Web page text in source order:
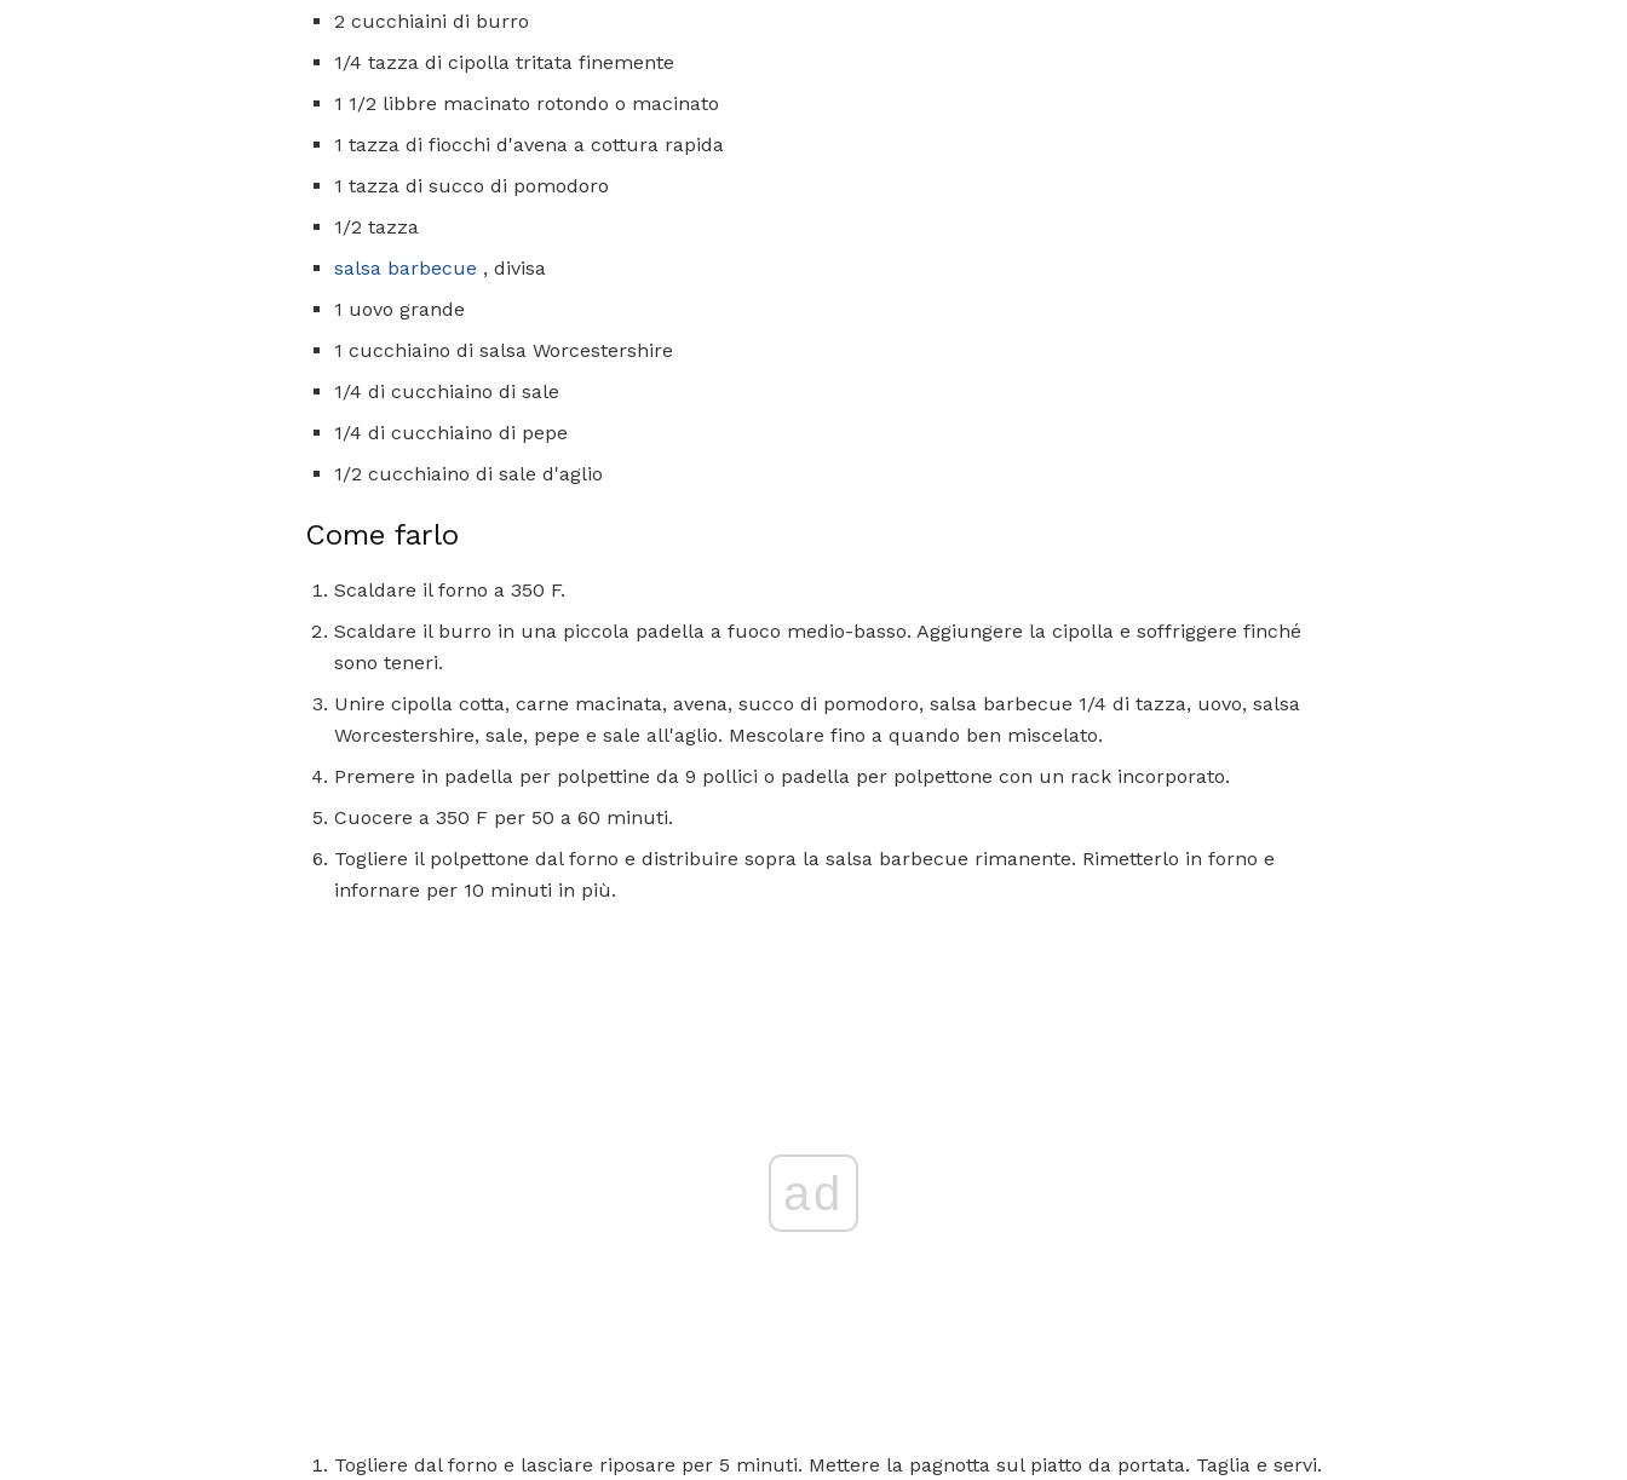
2 cucchiaini di burro
1/4 tazza di cipolla tritata finemente
1 1/2 libbre macinato rotondo o macinato
1 tazza di fiocchi d'avena a cottura rapida
1 tazza di succo di pomodoro
1/2 tazza
salsa barbecue , divisa
1 uovo grande
1 cucchiaino di salsa Worcestershire
1/4 di cucchiaino di sale
1/4 di cucchiaino di pepe
1/2 cucchiaino di sale d'aglio
Come farlo
Scaldare il forno a 350 F.
Scaldare il burro in una piccola padella a fuoco medio-basso. Aggiungere la cipolla e soffriggere finché
sono teneri.
Unire cipolla cotta, carne macinata, avena, succo di pomodoro, salsa barbecue 1/4 di tazza, uovo, salsa
Worcestershire, sale, pepe e sale all'aglio. Mescolare fino a quando ben miscelato.
Premere in padella per polpettine da 9 pollici o padella per polpettone con un rack incorporato.
Cuocere a 350 F per 50 a 60 minuti.
Togliere il polpettone dal forno e distribuire sopra la salsa barbecue rimanente. Rimetterlo in forno e
infornare per 10 minuti in più.
ad
Togliere dal forno e lasciare riposare per 5 minuti. Mettere la pagnotta sul piatto da portata. Taglia e servi.